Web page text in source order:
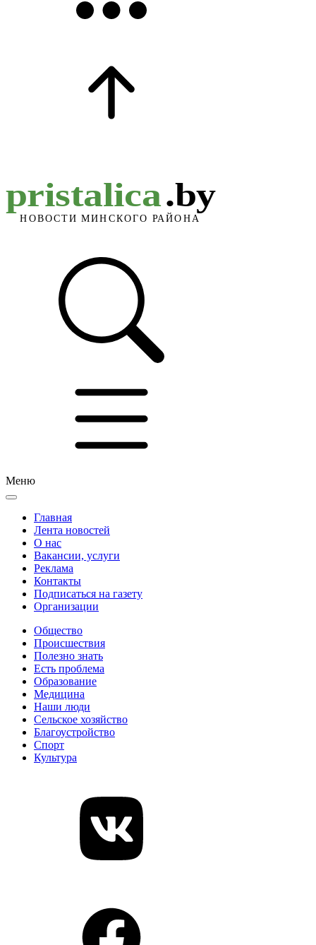
Меню
Главная
Лента новостей
О нас
Вакансии, услуги
Реклама
Контакты
Подписаться на газету
Организации
Общество
Происшествия
Полезно знать
Есть проблема
Образование
Медицина
Наши люди
Сельское хозяйство
Благоустройство
Спорт
Культура